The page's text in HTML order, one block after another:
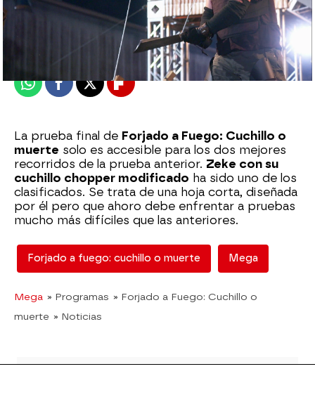
mega
Madrid
13 de octubre de 2020, 23:16
WhatsappFacebook
X Flipboard
La prueba final de Forjado a Fuego: Cuchillo o
muerte solo es accesible para los dos mejores
recorridos de la prueba anterior. Zeke con su
cuchillo chopper modificado ha sido uno de los
clasificados. Se trata de una hoja corta, diseñada
por él pero que ahoro debe enfrentar a pruebas
mucho más difíciles que las anteriores.
Forjado a fuego: cuchillo o muerte Mega
Mega » Programas » Forjado a Fuego: Cuchillo o
muerte » Noticias